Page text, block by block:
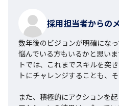
採用担当者からの
数年後のビジョンが明確にな
悩んでいる方もいるかと思い
トでは、これまでスキルを突
トにチャレンジすることも、そ
また、積極的にアクションを